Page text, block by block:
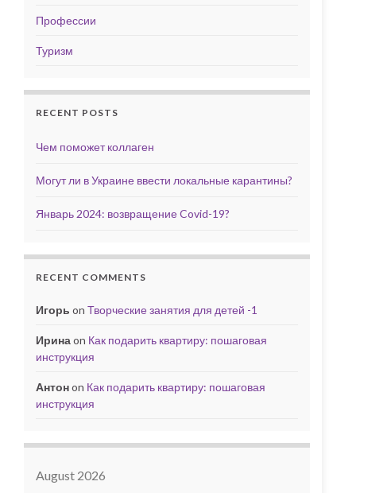
Профессии
Туризм
RECENT POSTS
Чем поможет коллаген
Могут ли в Украине ввести локальные карантины?
Январь 2024: возвращение Covid-19?
RECENT COMMENTS
Игорь on Творческие занятия для детей -1
Иринаon Как подарить квартиру: пошаговая
инструкция
Антонon Как подарить квартиру: пошаговая
инструкция
August 2026